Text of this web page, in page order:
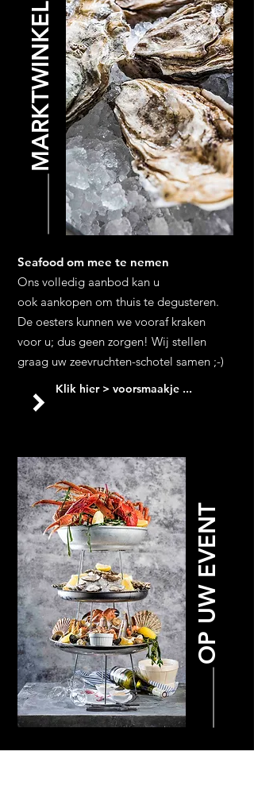
MARKTWINKEL
Seafood om mee te nemen
Ons volledig aanbod kan u
ook aankopen om thuis te degusteren.
De oesters kunnen we vooraf kraken
voor u; dus geen zorgen! Wij stellen
graag uw zeevruchten-schotel samen ;-)
Klik hier > voorsmaakje ...
OP UW EVENT